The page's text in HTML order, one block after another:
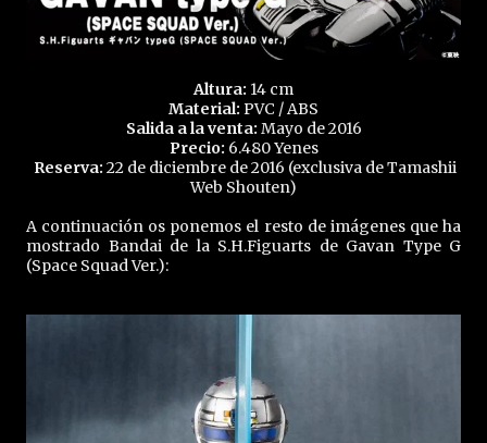
Altura: 14 cm
Material: PVC / ABS
Salida a la venta: Mayo de 2016
Precio: 6.480 Yenes
Reserva: 22 de diciembre de 2016 (exclusiva de Tamashii
Web Shouten)
A continuación os ponemos el resto de imágenes que ha
mostrado Bandai de la S.H.Figuarts de Gavan Type G
(Space Squad Ver.):